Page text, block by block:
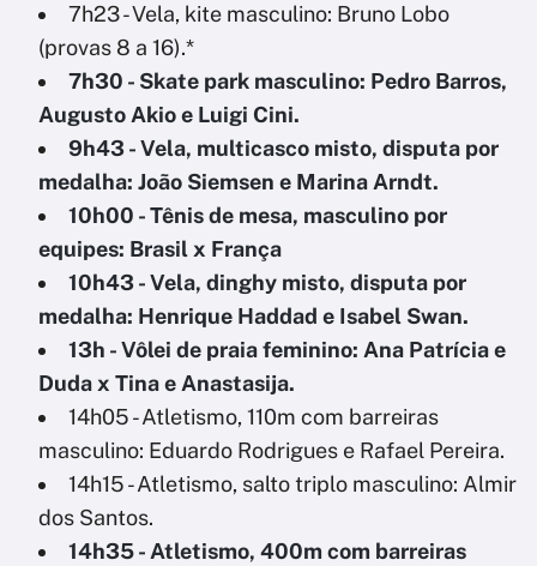
7h23 - Vela, kite masculino: Bruno Lobo
(provas 8 a 16).*
7h30 - Skate park masculino: Pedro Barros,
Augusto Akio e Luigi Cini.
9h43 - Vela, multicasco misto, disputa por
medalha: João Siemsen e Marina Arndt.
10h00 - Tênis de mesa, masculino por
equipes: Brasil x França
10h43 - Vela, dinghy misto, disputa por
medalha: Henrique Haddad e Isabel Swan.
13h - Vôlei de praia feminino: Ana Patrícia e
Duda x Tina e Anastasija.
14h05 - Atletismo, 110m com barreiras
masculino: Eduardo Rodrigues e Rafael Pereira.
14h15 - Atletismo, salto triplo masculino: Almir
dos Santos.
14h35 - Atletismo, 400m com barreiras